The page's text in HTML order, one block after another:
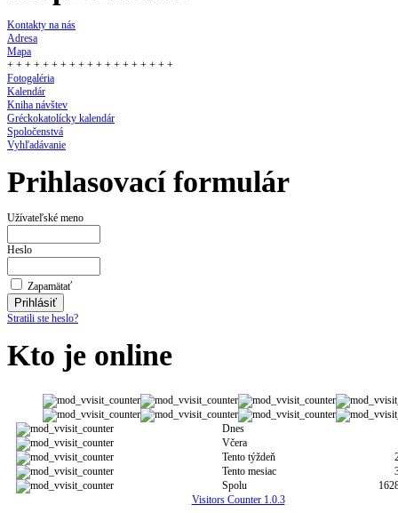
Kontakty na nás
Adresa
Mapa
+ + + + + + + + + + + + + + + + + + +
Fotogaléria
Kalendár
Kniha návštev
Gréckokatolícky kalendár
Spoločenstvá
Vyhľadávanie
Prihlasovací formulár
Užívateľské meno
Heslo
Zapamätať
Stratili ste heslo?
Kto je online
Dnes
Včera
Tento týždeň
Tento mesiac
Spolu
Visitors Counter 1.0.3